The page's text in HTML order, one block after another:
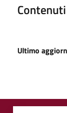
Ultimo